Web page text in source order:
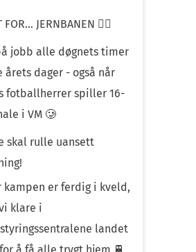
FOR… JERNBANEN ❤️‍🔥
jobb alle døgnets timer
årets dager - også når
fotballherrer spiller 16-
i VM 🥲
skal rulle uansett
kampen er ferdig i kveld,
klare i
landet
å få alle trygt hjem 🚆